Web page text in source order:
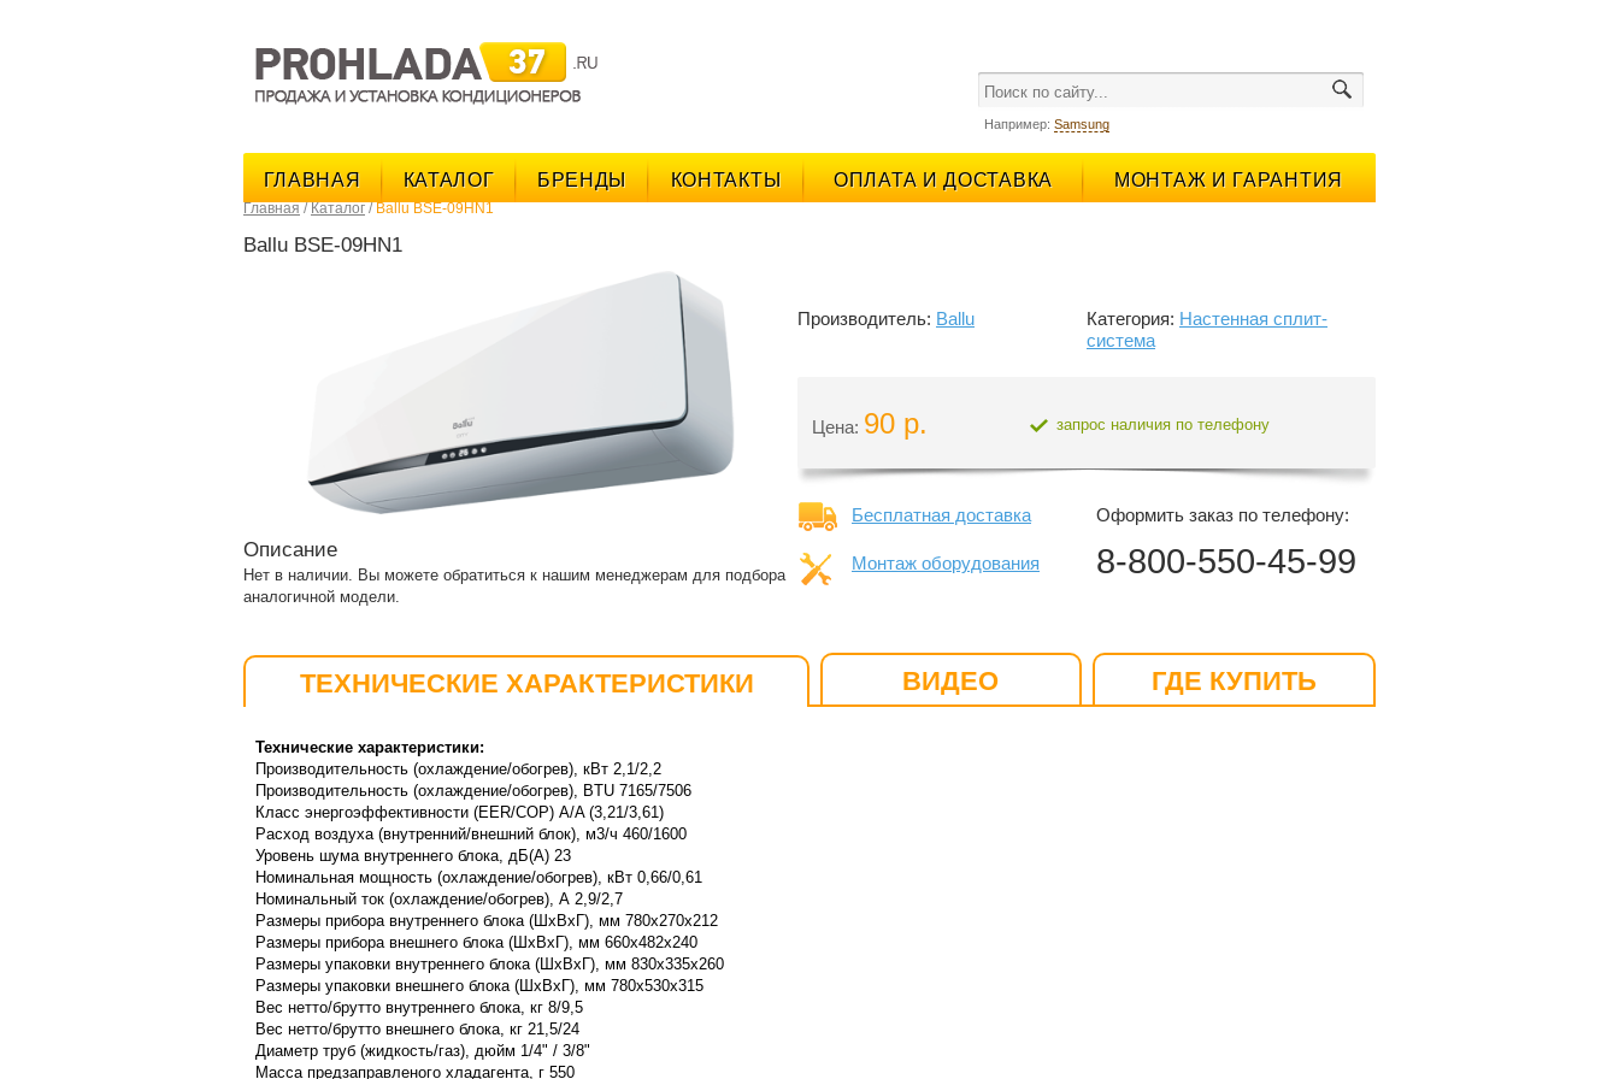
Например: Samsung
ГЛАВНАЯ КАТАЛОГ БРЕНДЫ КОНТАКТЫ ОПЛАТА И ДОСТАВКА МОНТАЖ И ГАРАНТИЯ
Главная / Каталог / Ballu BSE-09HN1
Ballu BSE-09HN1
Описание
Нет в наличии. Вы можете обратиться к нашим менеджерам для подбора
аналогичной модели.
Производитель: Ballu Категория: Настенная сплит-
система
Цена: 90 р. запрос наличия по телефону
Бесплатная доставка
Монтаж оборудования
Оформить заказ по телефону:
8-800-550-45-99
ТЕХНИЧЕСКИЕ ХАРАКТЕРИСТИКИ ВИДЕО ГДЕ КУПИТЬ
Технические характеристики:
Производительность (охлаждение/обогрев), кВт 2,1/2,2
Производительность (охлаждение/обогрев), BTU 7165/7506
Класс энергоэффективности (EER/COP) A/A (3,21/3,61)
Расход воздуха (внутренний/внешний блок), м3/ч 460/1600
Уровень шума внутреннего блока, дБ(А) 23
Номинальная мощность (охлаждение/обогрев), кВт 0,66/0,61
Номинальный ток (охлаждение/обогрев), А 2,9/2,7
Размеры прибора внутреннего блока (ШхВхГ), мм 780x270x212
Размеры прибора внешнего блока (ШхВхГ), мм 660x482x240
Размеры упаковки внутреннего блока (ШхВхГ), мм 830x335x260
Размеры упаковки внешнего блока (ШхВхГ), мм 780x530x315
Вес нетто/брутто внутреннего блока, кг 8/9,5
Вес нетто/брутто внешнего блока, кг 21,5/24
Диаметр труб (жидкость/газ), дюйм 1/4" / 3/8"
Масса предзаправленого хладагента, г 550